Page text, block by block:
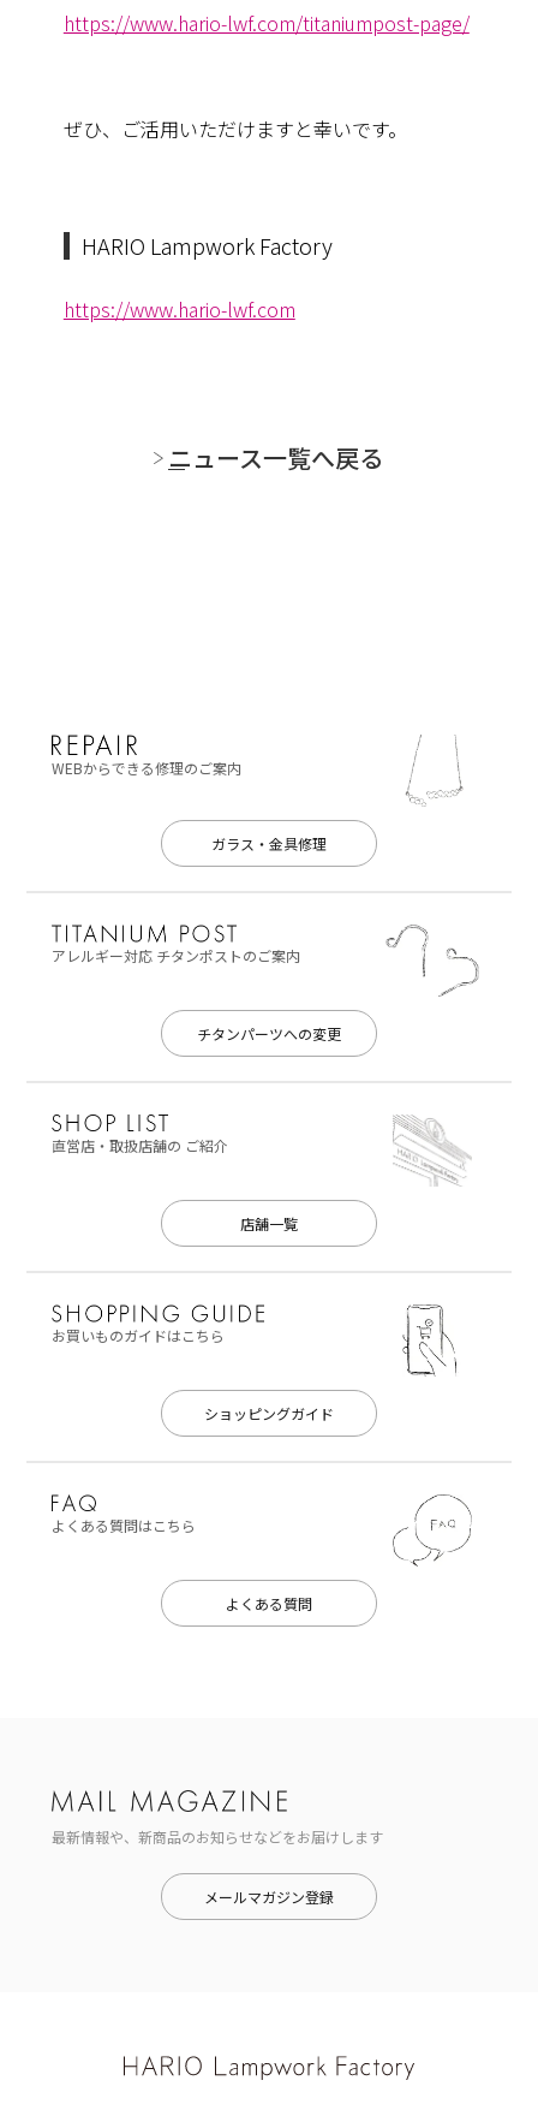
https://www.hario-lwf.com/titaniumpost-page/
ぜひ、ご活用いただけますと幸いです。
HARIO Lampwork Factory
https://www.hario-lwf.com
ニュース一覧へ戻る
WEBからできる修理のご案内
ガラス・金具修理
アレルギー対応チタンポストのご案内
チタンパーツへの変更
直営店・取扱店舗の ご紹介
店舗一覧
お買いものガイドはこちら
ショッピングガイド
よくある質問はこちら
よくある質問
最新情報や、新商品のお知らせなどをお届けします
メールマガジン登録